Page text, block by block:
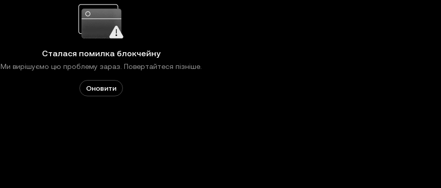
Сталася помилка блокчейну
Ми вирішуємо цю проблему зараз. Повертайтеся пізніше.
Оновити